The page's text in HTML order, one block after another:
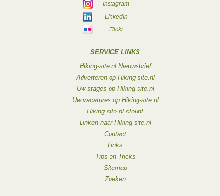
Instagram
LinkedIn
Flickr
SERVICE LINKS
Hiking-site.nl Nieuwsbrief
Adverteren op Hiking-site.nl
Uw stages op Hiking-site.nl
Uw vacatures op Hiking-site.nl
Hiking-site.nl steunt
Linken naar Hiking-site.nl
Contact
Links
Tips en Tricks
Sitemap
Zoeken